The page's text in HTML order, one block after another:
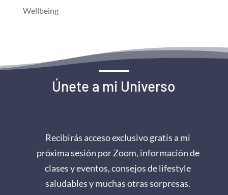
Wellbeing
Únete a mi Universo
Recibirás acceso exclusivo gratis a mi
próxima sesión por Zoom, información de
clases y eventos, consejos de lifestyle
saludables y muchas otras sorpresas.